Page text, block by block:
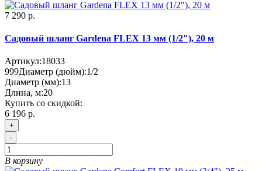
7 290 р.
Садовый шланг Gardena FLEX 13 мм (1/2"), 20 м
Артикул:18033
999Диаметр (дюйм):1/2
Диаметр (мм):13
Длина, м:20
Купить со скидкой:
6 196 р.
+
-
В корзину